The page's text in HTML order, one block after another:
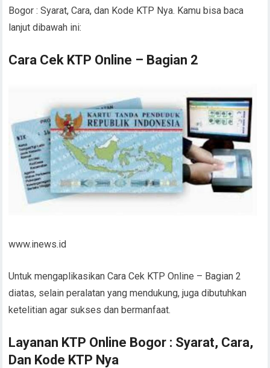
Bogor : Syarat, Cara, dan Kode KTP Nya. Kamu bisa baca
lanjut dibawah ini:
Cara Cek KTP Online – Bagian 2
www.inews.id
Untuk mengaplikasikan Cara Cek KTP Online – Bagian 2
diatas, selain peralatan yang mendukung, juga dibutuhkan
ketelitian agar sukses dan bermanfaat.
Layanan KTP Online Bogor : Syarat, Cara,
Dan Kode KTP Nya